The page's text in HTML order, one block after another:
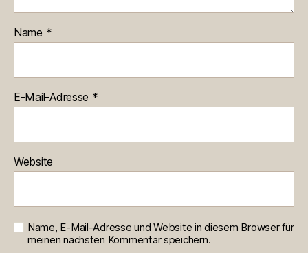
Name *
E-Mail-Adresse *
Website
Name, E-Mail-Adresse und Website in diesem Browser für
meinen nächsten Kommentar speichern.